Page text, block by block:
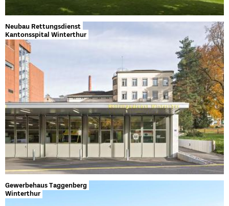
Neubau Rettungsdienst
Kantonsspital Winterthur
Gewerbehaus Taggenberg
Winterthur